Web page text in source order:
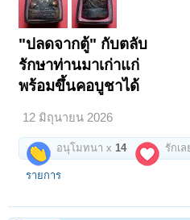
"ปลดจากตู้" กับตลับ
รักษาท่านมาเก่าแก่
พร้อมขึ้นคอบูชาได้
12 มิถุนายน 2026
อนุโมทนา x 14 รักเ
รายการ